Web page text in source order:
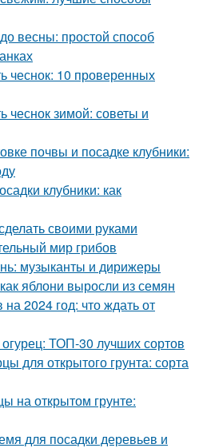
весны: простой способ
чеснок: 10 проверенных
чеснок зимой: советы и
почвы и посадке клубники:
клубники: как
своими руками
мир грибов
музыканты и дирижеры
яблони выросли из семян
2024 год: что ждать от
ТОП-30 лучших сортов
для открытого грунта: сорта
на открытом грунте:
для посадки деревьев и